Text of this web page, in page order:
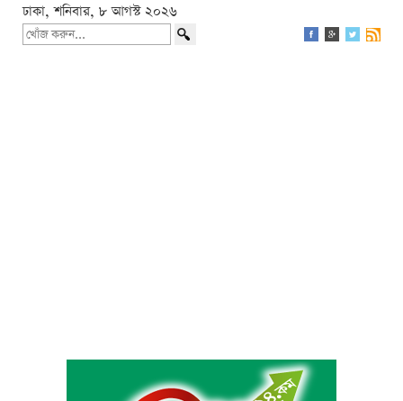
ঢাকা, শনিবার, ৮ আগস্ট ২০২৬